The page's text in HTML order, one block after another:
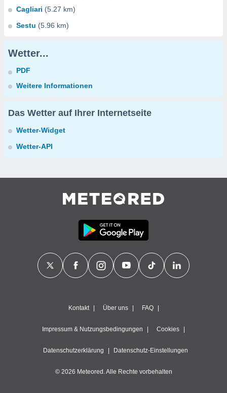
Cagliari (5.27 km)
Sestu (5.96 km)
Wetter...
PDF
Weitere Informationen
Das Wetter auf Ihrer Internetseite
Wetter-Widget
Wetter-API
Kontakt Über uns FAQ
Impressum & Nutzungsbedingungen Cookies
Datenschutzerklärung Datenschutz-Einstellungen
© 2026 Meteored. Alle Rechte vorbehalten